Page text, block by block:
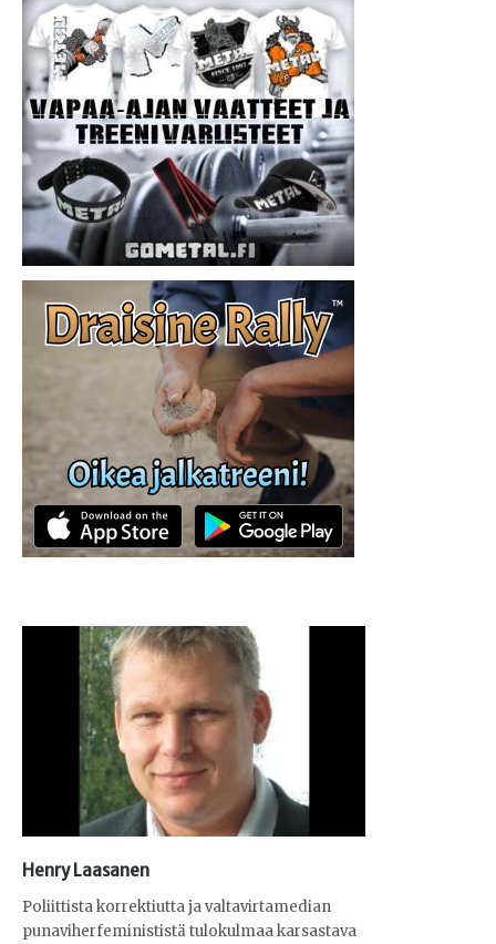
Henry Laasanen
Poliittista korrektiutta ja valtavirtamedian
punaviherfeminististä tulokulmaa karsastava